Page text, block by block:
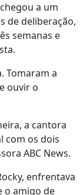
a um
de deliberação,
semanas e
Tomaram a
ouvir o
a cantora
com os dois
ABC News.
enfrentava
o amigo de